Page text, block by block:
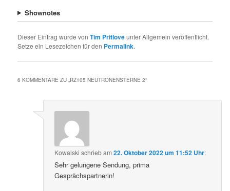
Shownotes
Dieser Eintrag wurde vonTim Pritloveunter Allgemein veröffentlicht.
Setze ein Lesezeichen für den Permalink.
6 KOMMENTARE ZU „ RZ105 NEUTRONENSTERNE 2“
Kowalski schriebam22. Oktober 2022 um 11:52 Uhr:
Sehr gelungene Sendung, prima
Gesprächspartnerin!